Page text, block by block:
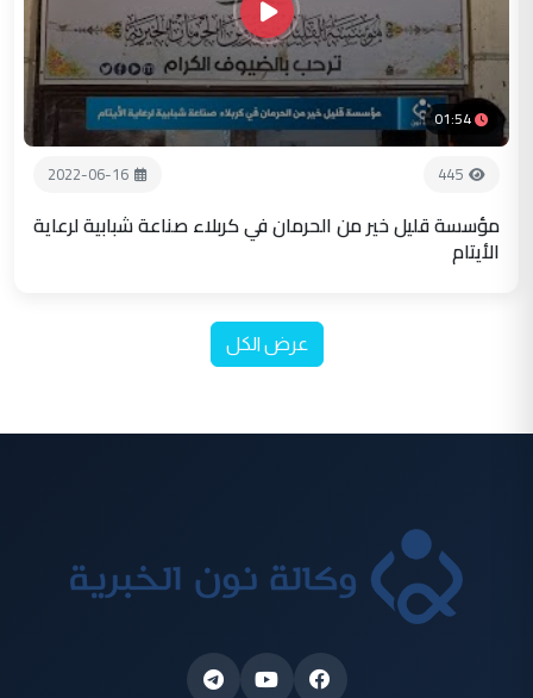
01:54
445
2022-06-16
مؤسسة قليل خير من الحرمان في كربلاء صناعة شبابية لرعاية
الأيتام
عرض الكل